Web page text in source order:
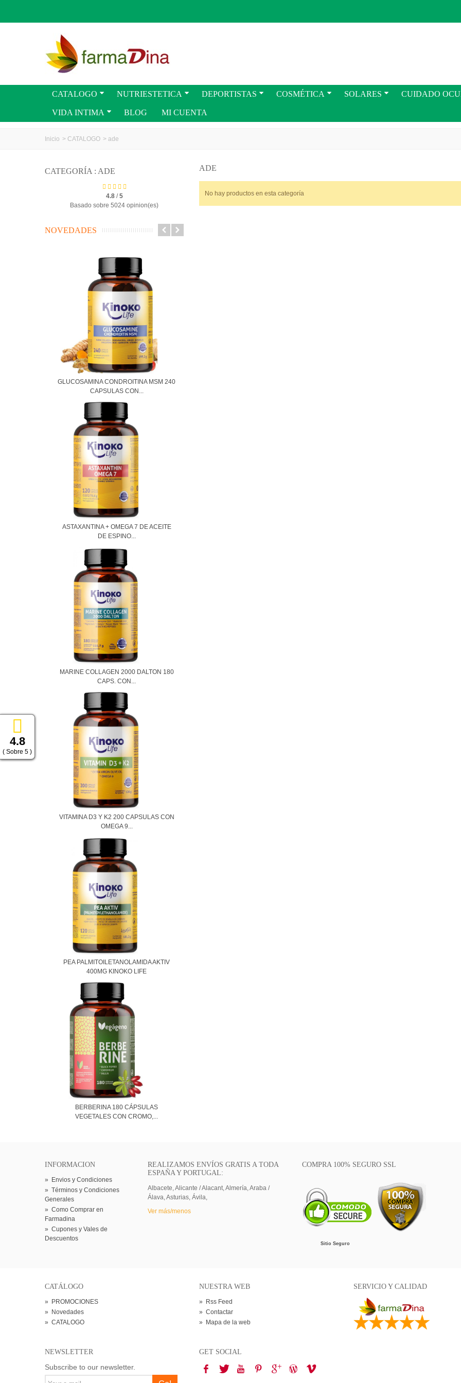
4.8
( Sobre 5 )
CATALOGO NUTRIESTETICA DEPORTISTAS COSMÉTICA SOLARES CUIDADO
VIDA INTIMA BLOG MI CUENTA
Inicio > CATALOGO > ade
CATEGORÍA : ADE
4.8/5
Basado sobre 5024 opinion(es)
NOVEDADES
GLUCOSAMINA CONDROITINA MSM 240
CAPSULAS CON...
ASTAXANTINA + OMEGA 7 DE ACEITE
DE ESPINO...
MARINE COLLAGEN 2000 DALTON 180
CAPS. CON...
VITAMINA D3 Y K2 200 CAPSULAS CON
OMEGA 9...
PEA PALMITOILETANOLAMIDA AKTIV
400MG KINOKO LIFE
BERBERINA 180 CÁPSULAS
VEGETALES CON CROMO,...
ADE
No hay productos en esta categoría
INFORMACION
» Envios y Condiciones
» Términos y Condiciones
Generales
» Como Comprar en
Farmadina
» Cupones y Vales de
Descuentos
REALIZAMOS ENVÍOS GRATIS A TODA
ESPAÑA Y PORTUGAL:
Albacete, Alicante / Alacant, Almería, Araba /
Álava, Asturias, Ávila,
Ver más/menos
COMPRA 100% SEGURO SSL
Sitio Seguro
CATÁLOGO
» PROMOCIONES
» Novedades
» CATALOGO
NUESTRA WEB
» Rss Feed
» Contactar
» Mapa de la web
SERVICIO Y CALIDAD
NEWSLETTER
Subscribe to our newsletter.
GET SOCIAL